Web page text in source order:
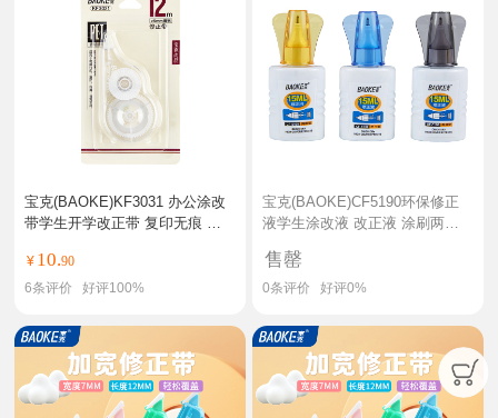
宝克(BAOKE)KF3031 办公涂改
带学生开学改正带 复印无痕 修
¥ 10.90
6条评价 好评100%
宝克(BAOKE)CF5190环保修正
液学生涂改液 改正液 涂刷两用
售罄
0条评价 好评0%